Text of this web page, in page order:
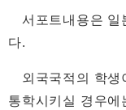
서포트내용은 일
다.
외국국적의 학생
통학시키실 경우